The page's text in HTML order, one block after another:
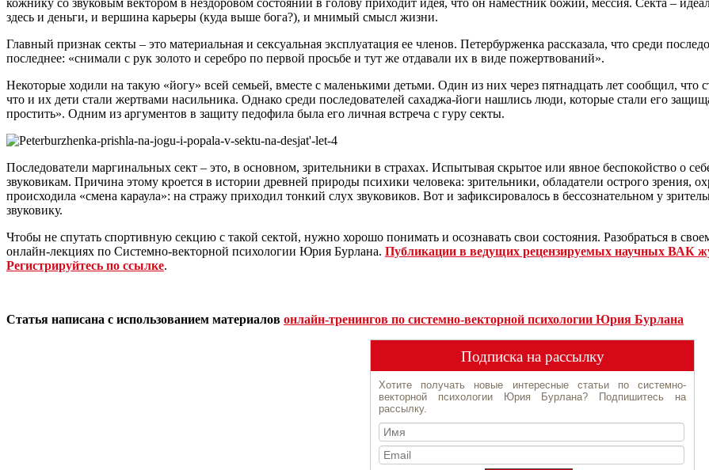
здесь и деньги, и вершина карьеры (куда выше бога?), и мнимый смысл жизни.
Главный признак секты – это материальная и сексуальная эксплуатация ее членов. Петербурженка рассказала, что среди
последнее: «снимали с рук золото и серебро по первой просьбе и тут же отдавали их в виде пожертвований».
Некоторые ходили на такую «йогу» всей семьей, вместе с маленькими детьми. Один из них через пятнадцать лет сообщил, что
что и их дети стали жертвами насильника. Однако среди последователей сахаджа-йоги нашлись люди, которые стали его
простить». Одним из аргументов в защиту педофила была его личная встреча с гуру секты.
Последователи маргинальных сект – это, в основном, зрительники в страхах. Испытывая скрытое или явное беспокойство о
звуковикам. Причина этому кроется в истории древней природы психики человека: зрительники, обладатели острого зрения,
происходила «смена караула»: на стражу приходил тонкий слух звуковиков. Вот и зафиксировалось в бессознательном у
звуковику.
Чтобы не спутать спортивную секцию с такой сектой, нужно хорошо понимать и осознавать свои состояния. Разобраться в
онлайн-лекциях по Системно-векторной психологии Юрия Бурлана. Публикации в ведущих рецензируемых научных ВАК
Регистрируйтесь по ссылке.
Статья написана с использованием материалов онлайн-тренингов по системно-векторной психологии Юрия Бурлана